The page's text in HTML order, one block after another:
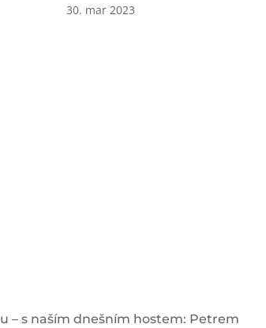
30. mar 2023
– s naším dnešním hostem: Petrem